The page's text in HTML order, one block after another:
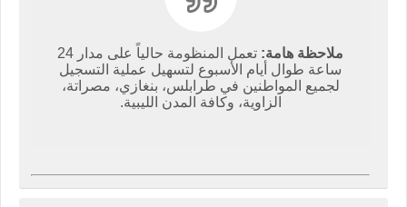
ملاحظة هامة:
تعمل المنظومة حالياً على مدار 24
ساعة طوال أيام الأسبوع لتسهيل عملية التسجيل
لجميع المواطنين في طرابلس، بنغازي، مصراتة،
الزاوية، وكافة المدن الليبية.